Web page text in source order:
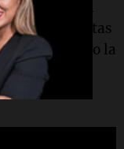
se perderá el
de las protestas
también vio la
Facundo